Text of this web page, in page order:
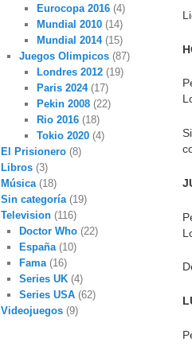
Eurocopa 2016 (4)
Mundial 2010 (14)
Mundial 2014(15)
Juegos Olimpicos(87)
Londres 2012 (19)
Paris 2024(17)
Pekin 2008 (22)
Rio 2016 (18)
Tokio 2020 (4)
El Prisionero (8)
Libros (3)
Música(18)
Sin categoría(19)
Television (116)
Doctor Who(22)
España(10)
Fama(16)
Series UK(4)
Series USA(62)
Videojuegos (9)